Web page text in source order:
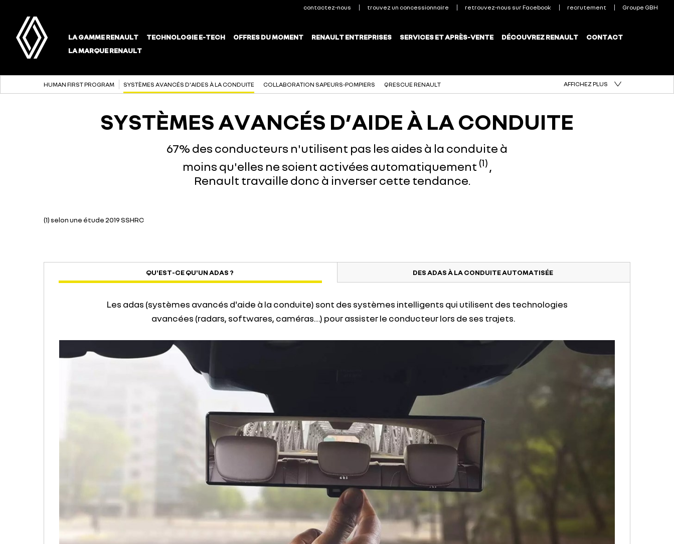
HUMAN FIRST PROGRAM SYSTÈMES AVANCÉS D'AIDES À LA CONDUITE COLLABORATION SAPEURS-POMPIERS QRESCUE RENAULT AFFICHEZ PLUS
SYSTÈMES AVANCÉS D’AIDE À LA CONDUITE
67% des conducteurs n'utilisent pas les aides à la conduite à
moins qu'elles ne soient activées automatiquement (1) ,
Renault travaille donc à inverser cette tendance.
(1) selon une étude 2019 SSHRC
QU'EST-CE QU'UN ADAS ? DES ADAS À LA CONDUITE AUTOMATISÉE
Les adas (systèmes avancés d'aide à la conduite) sont des systèmes intelligents qui utilisent des technologies
avancées (radars, softwares, caméras…) pour assister le conducteur lors de ses trajets.